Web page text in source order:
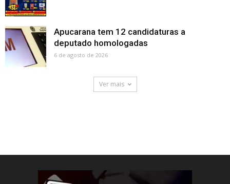
Apucarana tem 12 candidaturas a
deputado homologadas
6 de agosto de 2026
Ver mais